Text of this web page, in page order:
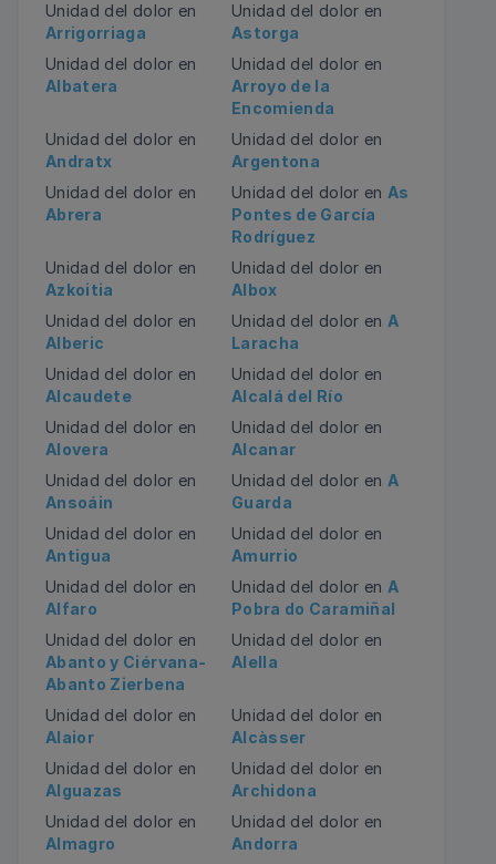
Unidad del dolor en
Arrigorriaga
Unidad del dolor en
Astorga
Unidad del dolor en
Albatera
Unidad del dolor en
Arroyo de la
Encomienda
Unidad del dolor en
Andratx
Unidad del dolor en
Argentona
Unidad del dolor en
Abrera
Unidad del dolor en As
Pontes de García
Rodríguez
Unidad del dolor en
Azkoitia
Unidad del dolor en
Albox
Unidad del dolor en
Alberic
Unidad del dolor en A
Laracha
Unidad del dolor en
Alcaudete
Unidad del dolor en
Alcalá del Río
Unidad del dolor en
Alovera
Unidad del dolor en
Alcanar
Unidad del dolor en
Ansoáin
Unidad del dolor en A
Guarda
Unidad del dolor en
Antigua
Unidad del dolor en
Amurrio
Unidad del dolor en
Alfaro
Unidad del dolor en A
Pobra do Caramiñal
Unidad del dolor en
Abanto y Ciérvana-
Abanto Zierbena
Unidad del dolor en
Alella
Unidad del dolor en
Alaior
Unidad del dolor en
Alcàsser
Unidad del dolor en
Alguazas
Unidad del dolor en
Archidona
Unidad del dolor en
Almagro
Unidad del dolor en
Andorra